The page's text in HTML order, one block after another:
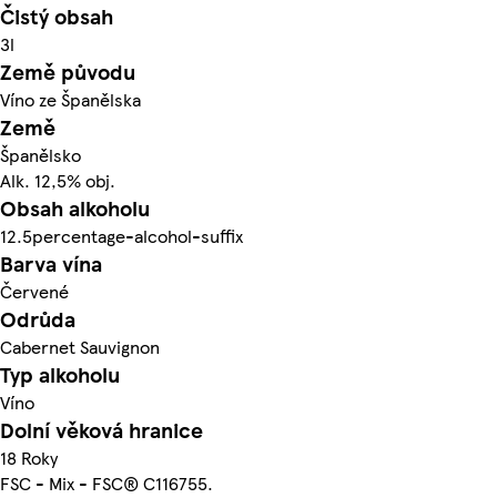
Čistý obsah
3l
Země původu
Víno ze Španělska
Země
Španělsko
Alk. 12,5% obj.
Obsah alkoholu
12.5percentage-alcohol-suffix
Barva vína
Červené
Odrůda
Cabernet Sauvignon
Typ alkoholu
Víno
Dolní věková hranice
18 Roky
FSC - Mix - FSC® C116755.